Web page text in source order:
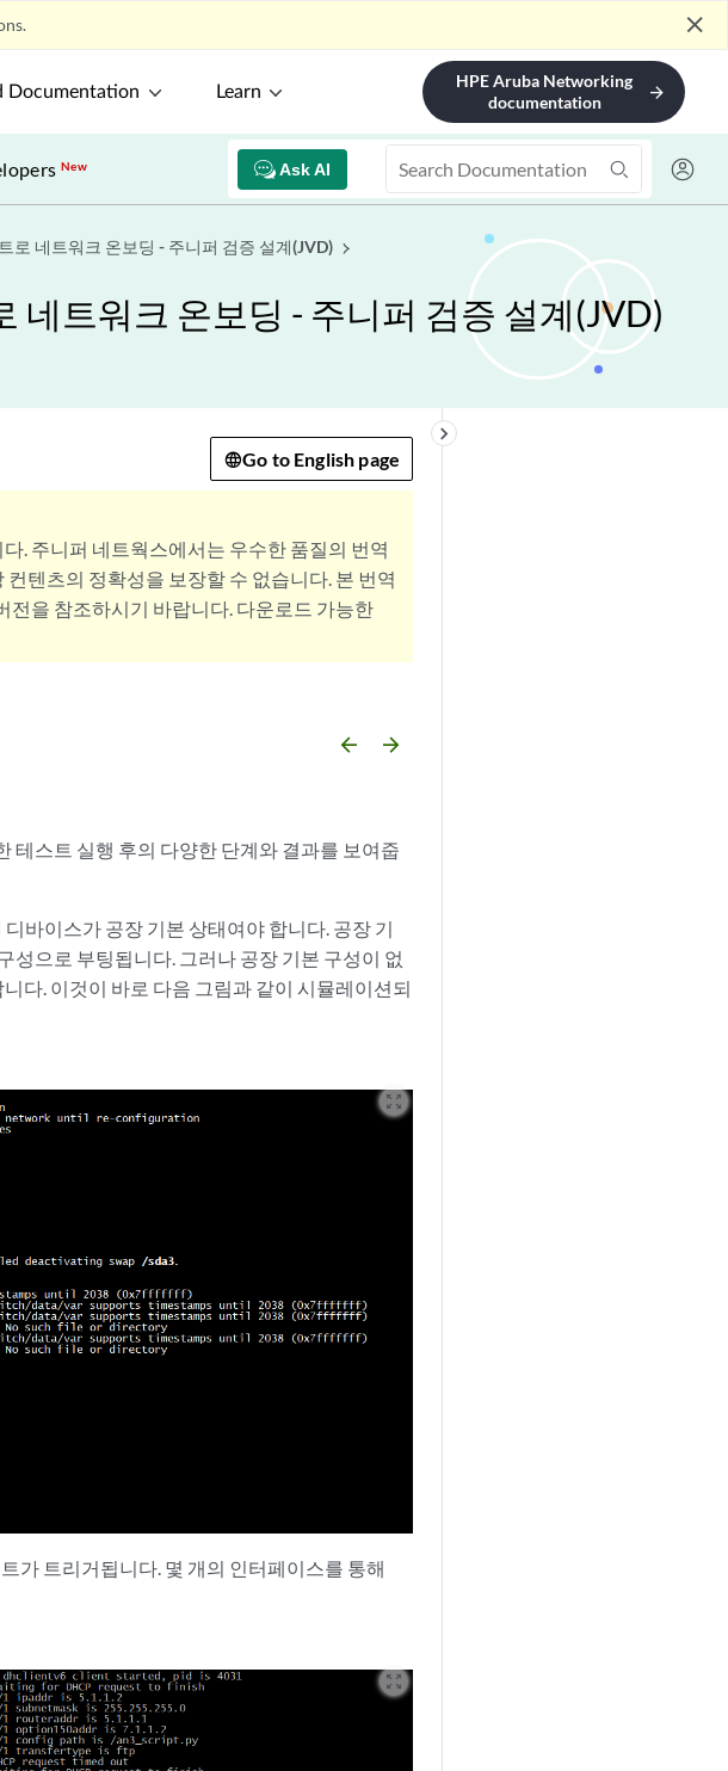
close
Documentation Learn
HPE Aruba Networking
documentation
arrow_forward
Ask AI
New
네트워크 온보딩 - 주니퍼 검증 설계(JVD)
네트워크 온보딩 - 주니퍼 검증 설계(JVD)
keyboard_arrow_right
Go to English page
. 주니퍼 네트웍스에서는 우수한 품질의 번역
텐츠의 정확성을 보장할 수 없습니다. 본 번역
전을 참조하시기 바랍니다. 다운로드 가능한
arrow_backward arrow_forward
테스트 실행 후의 다양한 단계와 결과를 보여줍
바이스가 공장 기본 상태여야 합니다. 공장 기
성으로 부팅됩니다. 그러나 공장 기본 구성이 없
다. 이것이 바로 다음 그림과 같이 시뮬레이션되
zoom_out_map
가 트리거됩니다. 몇 개의 인터페이스를 통해
zoom_out_map